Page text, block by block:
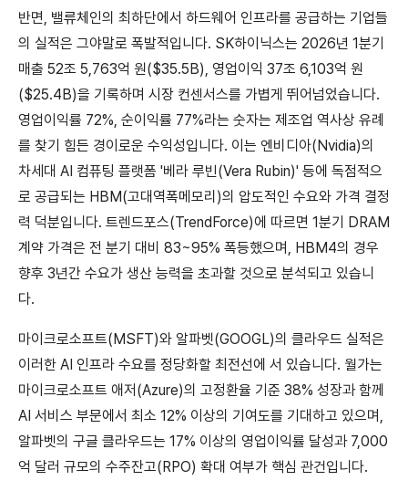
반면, 밸류체인의 최하단에서 하드웨어 인프라를 공급하는 기업들
의 실적은 그야말로 폭발적입니다. SK하이닉스는 2026년 1분기
매출 52조 5,763억 원($35.5B), 영업이익 37조 6,103억 원
($25.4B)을 기록하며 시장 컨센서스를 가볍게 뛰어넘었습니다.
영업이익률 72%, 순이익률 77%라는 숫자는 제조업 역사상 유례
를 찾기 힘든 경이로운 수익성입니다. 이는 엔비디아(Nvidia)의
차세대 AI 컴퓨팅 플랫폼 '베라 루빈(Vera Rubin)' 등에 독점적으
로 공급되는 HBM(고대역폭메모리)의 압도적인 수요와 가격 결정
력 덕분입니다. 트렌드포스(TrendForce)에 따르면 1분기 DRAM
계약 가격은 전 분기 대비 83~95% 폭등했으며, HBM4의 경우
향후 3년간 수요가 생산 능력을 초과할 것으로 분석되고 있습니
다.
마이크로소프트(MSFT)와 알파벳(GOOGL)의 클라우드 실적은
이러한 AI 인프라 수요를 정당화할 최전선에 서 있습니다. 월가는
마이크로소프트 애저(Azure)의 고정환율 기준 38% 성장과 함께
AI 서비스 부문에서 최소 12% 이상의 기여도를 기대하고 있으며,
알파벳의 구글 클라우드는 17% 이상의 영업이익률 달성과 7,000
억 달러 규모의 수주잔고(RPO) 확대 여부가 핵심 관건입니다.